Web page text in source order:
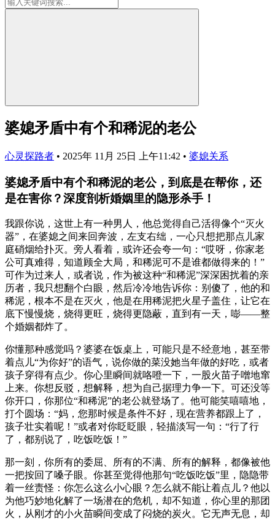
婆媳矛盾中有个和稀泥的老公
心灵探路者 • 2025年 11月 25日 上午11:42 • 婆媳关系
婆媳矛盾中有个和稀泥的老公，到底是在帮你，还
是在害你？深度剖析婚姻里的隐形杀手！
我跟你说，这世上有一种男人，他总觉得自己活得像个“灭火
器”，在婆媳之间来回奔波，左支右绌，一心只想把那点儿家
庭硝烟给扑灭。旁人看着，或许还会夸一句：“哎呀，你家老
公可真难得，知道顾全大局，和稀泥可不是谁都做得来的！”
可作为过来人，或者说，作为被这种“和稀泥”深深困扰着的亲
历者，我只想翻个白眼，然后冷冷地告诉你：别傻了，他的和
稀泥，根本不是在灭火，他是在用稀泥把火星子盖住，让它在
底下慢慢烧，烧得更旺，烧得更隐蔽，直到有一天，嘭——整
个婚姻都炸了。
你懂那种感觉吗？婆婆在饭桌上，可能只是不经意地，甚至带
着点儿“为你好”的语气，说你做的菜没她当年做的好吃，或者
孩子穿得有点少。你心里瞬间就咯噔一下，一股火苗子噌地窜
上来。你想反驳，想解释，想为自己据理力争一下。可还没等
你开口，你那位“和稀泥”的老公就登场了。他可能笑嘻嘻地，
打个圆场：“妈，您那时候是条件不好，现在营养都跟上了，
孩子壮实着呢！”或者对你眨眨眼，轻描淡写一句：“行了行
了，都别说了，吃饭吃饭！”
那一刻，你所有的委屈、所有的不满、所有的解释，都像被他
一把按回了嗓子眼。你甚至觉得他那句“吃饭吃饭”里，隐隐带
着一丝责怪：你怎么这么小心眼？怎么就不能让着点儿？他以
为他巧妙地化解了一场潜在的危机，却不知道，你心里的那团
火，从刚才的小火苗瞬间变成了闷烧的炭火。它无声无息，却